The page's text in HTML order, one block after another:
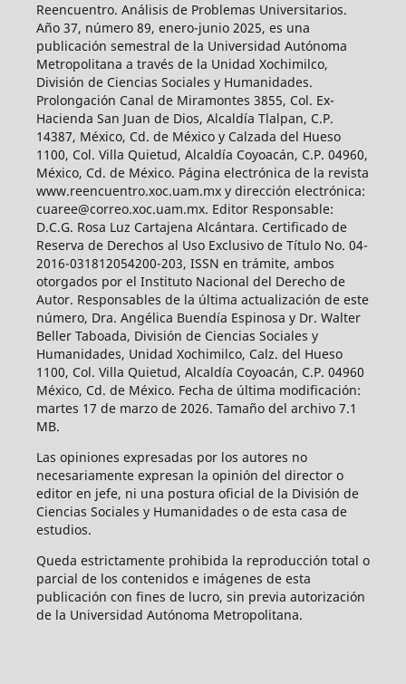
Reencuentro. Análisis de Problemas Universitarios.
Año 37, número 89, enero-junio 2025, es una
publicación semestral de la Universidad Autónoma
Metropolitana a través de la Unidad Xochimilco,
División de Ciencias Sociales y Humanidades.
Prolongación Canal de Miramontes 3855, Col. Ex-
Hacienda San Juan de Dios, Alcaldía Tlalpan, C.P.
14387, México, Cd. de México y Calzada del Hueso
1100, Col. Villa Quietud, Alcaldía Coyoacán, C.P. 04960,
México, Cd. de México. Página electrónica de la revista
www.reencuentro.xoc.uam.mx y dirección electrónica:
cuaree@correo.xoc.uam.mx. Editor Responsable:
D.C.G. Rosa Luz Cartajena Alcántara. Certificado de
Reserva de Derechos al Uso Exclusivo de Título No. 04-
2016-031812054200-203, ISSN en trámite, ambos
otorgados por el Instituto Nacional del Derecho de
Autor. Responsables de la última actualización de este
número, Dra. Angélica Buendía Espinosa y Dr. Walter
Beller Taboada, División de Ciencias Sociales y
Humanidades, Unidad Xochimilco, Calz. del Hueso
1100, Col. Villa Quietud, Alcaldía Coyoacán, C.P. 04960
México, Cd. de México. Fecha de última modificación:
martes 17 de marzo de 2026. Tamaño del archivo 7.1
MB.
Las opiniones expresadas por los autores no
necesariamente expresan la opinión del director o
editor en jefe, ni una postura oficial de la División de
Ciencias Sociales y Humanidades o de esta casa de
estudios.
Queda estrictamente prohibida la reproducción total o
parcial de los contenidos e imágenes de esta
publicación con fines de lucro, sin previa autorización
de la Universidad Autónoma Metropolitana.